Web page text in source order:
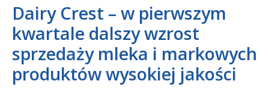
Dairy Crest – w pierwszym
kwartale dalszy wzrost
sprzedaży mleka i markowych
produktów wysokiej jakości